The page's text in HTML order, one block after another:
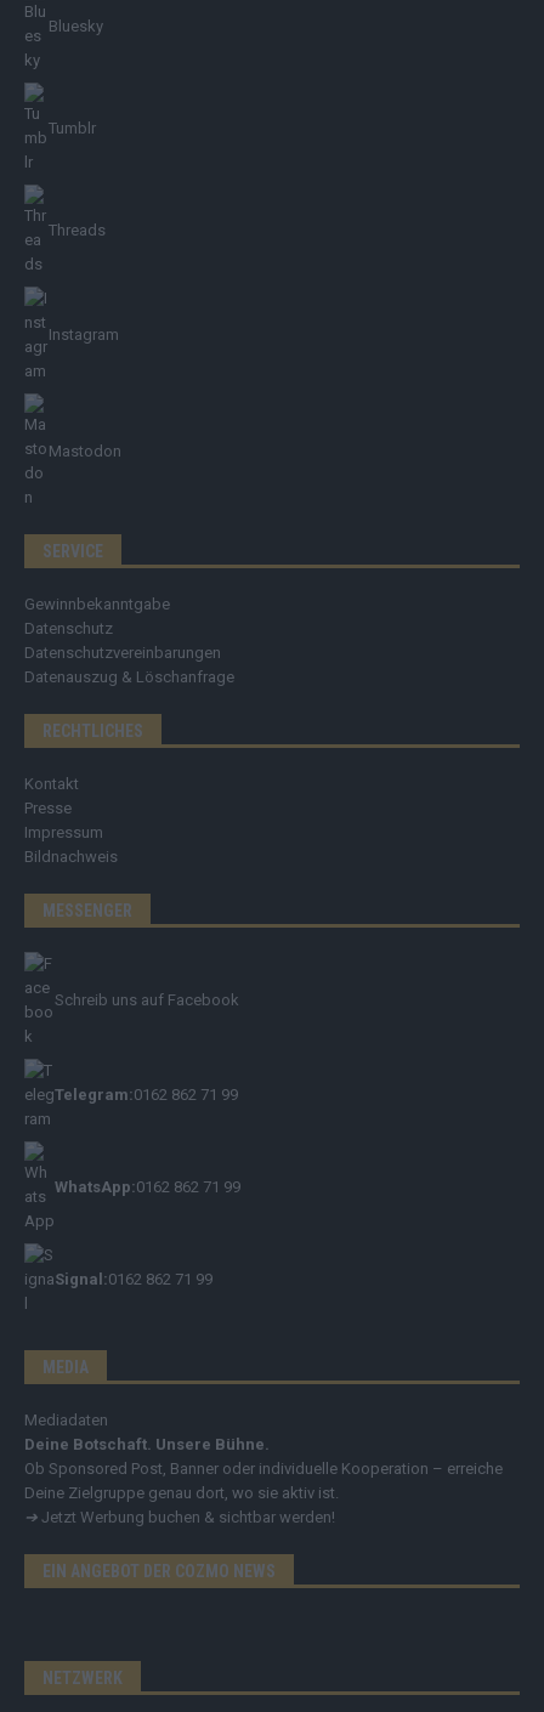
Bluesky
Tumblr
Threads
Instagram
Mastodon
SERVICE
Gewinnbekanntgabe
Datenschutz
Datenschutzvereinbarungen
Datenauszug & Löschanfrage
RECHTLICHES
Kontakt
Presse
Impressum
Bildnachweis
MESSENGER
Schreib uns auf Facebook
Telegram:0162 862 71 99
WhatsApp:0162 862 71 99
Signal:0162 862 71 99
MEDIA
Mediadaten
Deine Botschaft. Unsere Bühne.
Ob Sponsored Post, Banner oder individuelle Kooperation – erreiche
Deine Zielgruppe genau dort, wo sie aktiv ist.
➔ Jetzt Werbung buchen & sichtbar werden!
EIN ANGEBOT DER COZMO NEWS
NETZWERK